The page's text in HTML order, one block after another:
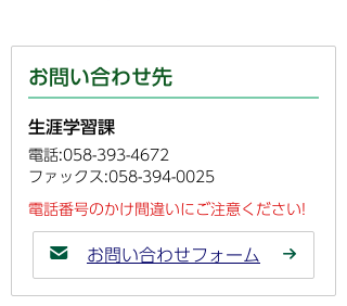
お問い合わせ先
生涯学習課
電話:058-393-4672
ファックス:058-394-0025
電話番号のかけ間違いにご注意ください!
お問い合わせフォーム